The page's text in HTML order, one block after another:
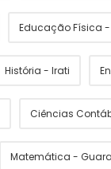
Educação Física -
História - Irati
Ciências
Matemática -